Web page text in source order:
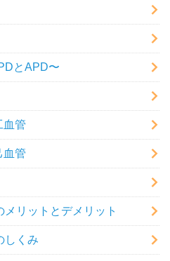
とAPD〜
管
管
リットとデメリット
しくみ